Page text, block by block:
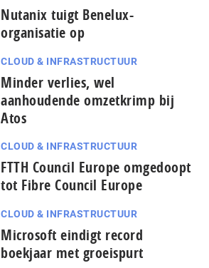
Nutanix tuigt Benelux-
organisatie op
CLOUD & INFRASTRUCTUUR
Minder verlies, wel
aanhoudende omzetkrimp bij
Atos
CLOUD & INFRASTRUCTUUR
FTTH Council Europe omgedoopt
tot Fibre Council Europe
CLOUD & INFRASTRUCTUUR
Microsoft eindigt record
boekjaar met groeispurt